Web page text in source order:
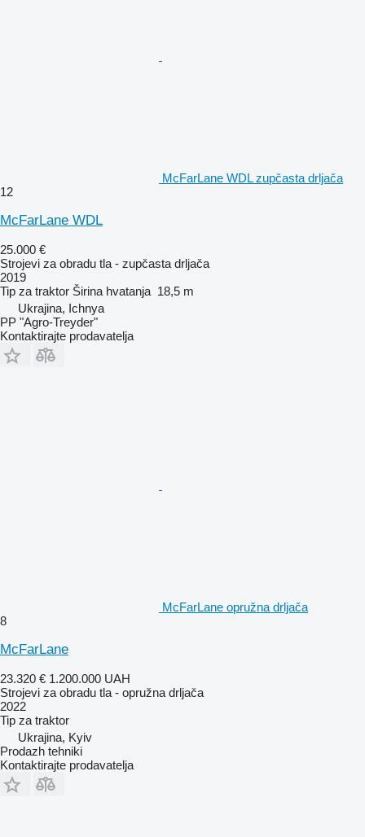
McFarLane WDL zupčasta drljača
12
McFarLane WDL
25.000 €
Strojevi za obradu tla - zupčasta drljača
2019
Tip za traktor Širina hvatanja 18,5 m
Ukrajina, Ichnya
PP "Agro-Treyder"
Kontaktirajte prodavatelja
McFarLane opružna drljača
8
McFarLane
23.320 € 1.200.000 UAH
Strojevi za obradu tla - opružna drljača
2022
Tip za traktor
Ukrajina, Kyiv
Prodazh tehniki
Kontaktirajte prodavatelja